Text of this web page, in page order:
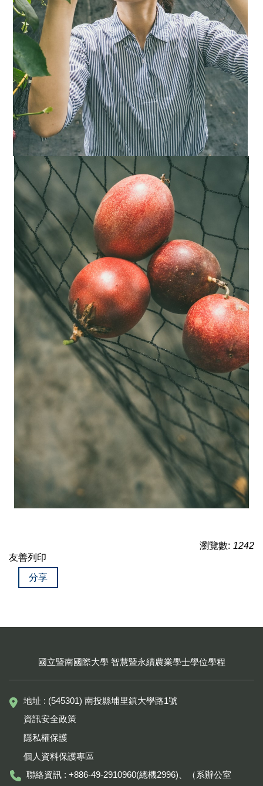
瀏覽數: 1242
友善列印
分享
國立暨南國際大學 智慧暨永續農業學士學位學程
地址 : (545301) 南投縣埔里鎮大學路1號
資訊安全政策
隱私權保護
個人資料保護專區
聯絡資訊 : +886-49-2910960(總機2996)、（系辦公室